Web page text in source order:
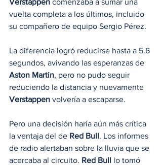
Verstappen comenzaba a sumar una
vuelta completa a los últimos, incluido
su compañero de equipo Sergio Pérez.
La diferencia logró reducirse hasta a 5.6
segundos, avivando las esperanzas de
Aston Martin, pero no pudo seguir
reduciendo la distancia y nuevamente
Verstappen volvería a escaparse.
Pero una decisión haría aún más crítica
la ventaja del de Red Bull. Los informes
de radio alertaban sobre la lluvia que se
acercaba al circuito. Red Bull lo tomó